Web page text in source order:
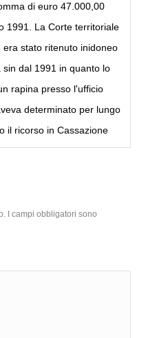
di euro 47.000,00
1991. La Corte territoriale
stato ritenuto inidoneo
dal 1991 in quanto lo
rapina presso l'ufficio
determinato per lungo
il ricorso in Cassazione
I campi obbligatori sono